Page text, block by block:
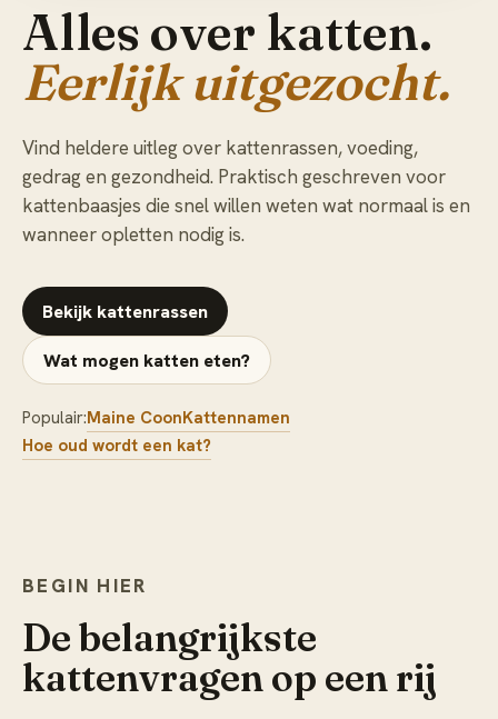
Alles over katten.
Eerlijk uitgezocht.
Vind heldere uitleg over kattenrassen, voeding,
gedrag en gezondheid. Praktisch geschreven voor
kattenbaasjes die snel willen weten wat normaal is en
wanneer opletten nodig is.
Bekijk kattenrassen
Wat mogen katten eten?
Populair:Maine CoonKattennamen
Hoe oud wordt een kat?
BEGIN HIER
De belangrijkste
kattenvragen op een rij